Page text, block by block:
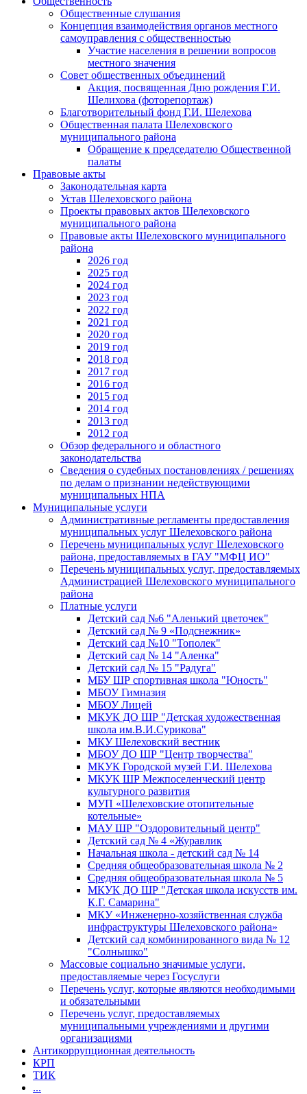
Общественные слушания
Концепция взаимодействия органов местного
самоуправления с общественностью
Участие населения в решении вопросов
местного значения
Совет общественных объединений
Акция, посвященная Дню рождения Г.И.
Шелихова (фоторепортаж)
Благотворительный фонд Г.И. Шелехова
Общественная палата Шелеховского
муниципального района
Обращение к председателю Общественной
палаты
Правовые акты
Законодательная карта
Устав Шелеховского района
Проекты правовых актов Шелеховского
муниципального района
Правовые акты Шелеховского муниципального
района
2026 год
2025 год
2024 год
2023 год
2022 год
2021 год
2020 год
2019 год
2018 год
2017 год
2016 год
2015 год
2014 год
2013 год
2012 год
Обзор федерального и областного
законодательства
Сведения о судебных постановлениях / решениях
по делам о признании недействующими
муниципальных НПА
Муниципальные услуги
Административные регламенты предоставления
муниципальных услуг Шелеховского района
Перечень муниципальных услуг Шелеховского
района, предоставляемых в ГАУ "МФЦ ИО"
Перечень муниципальных услуг, предоставляемых
Администрацией Шелеховского муниципального
района
Платные услуги
Детский сад №6 "Аленький цветочек"
Детский сад № 9 «Подснежник»
Детский сад №10 "Тополек"
Детский сад № 14 "Аленка"
Детский сад № 15 "Радуга"
МБУ ШР спортивная школа "Юность"
МБОУ Гимназия
МБОУ Лицей
МКУК ДО ШР "Детская художественная
школа им.В.И.Сурикова"
МКУ Шелеховский вестник
МБОУ ДО ШР "Центр творчества"
МКУК Городской музей Г.И. Шелехова
МКУК ШР Межпоселенческий центр
культурного развития
МУП «Шелеховские отопительные
котельные»
МАУ ШР "Оздоровительный центр"
Детский сад № 4 «Журавлик
Начальная школа - детский сад № 14
Средняя общеобразовательная школа № 2
Средняя общеобразовательная школа № 5
МКУК ДО ШР "Детская школа искусств им.
К.Г. Самарина"
МКУ «Инженерно-хозяйственная служба
инфраструктуры Шелеховского района»
Детский сад комбинированного вида № 12
"Солнышко"
Массовые социально значимые услуги,
предоставляемые через Госуслуги
Перечень услуг, которые являются необходимыми
и обязательными
Перечень услуг, предоставляемых
муниципальными учреждениями и другими
организациями
Антикоррупционная деятельность
КРП
ТИК
...